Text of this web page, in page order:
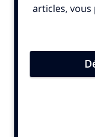
Mardi 5 août 2025,
en charge de la
le nouvel appel
dès le 31 juillet tous
actuels seront
l’ensemble des